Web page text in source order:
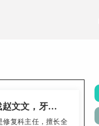
常州佧瓦口腔赵文文和徐岳哪个好？美学修复找赵文文，牙周外科找徐岳，别选错！
修复科主任，擅长全